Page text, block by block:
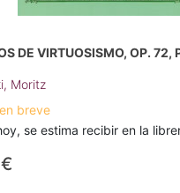
DE VIRTUOSISMO, OP. 72,
Moritz
breve
se estima recibir en la